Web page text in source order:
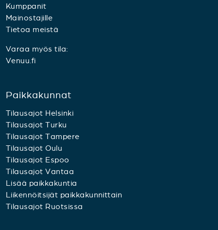
Kumppanit
Mainostajille
Tietoa meistä
Varaa myös tila:
Venuu.fi
Paikkakunnat
Tilausajot Helsinki
Tilausajot Turku
Tilausajot Tampere
Tilausajot Oulu
Tilausajot Espoo
Tilausajot Vantaa
Lisää paikkakuntia
Liikennöitsijät paikkakunnittain
Tilausajot Ruotsissa